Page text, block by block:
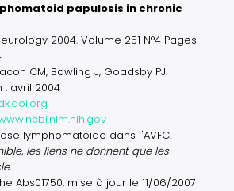
papulosis in chronic
2004. Volume 251 N°4 Pages
CM, Bowling J, Goadsby PJ.
avril 2004
lymphomatoïde dans l'AVFC.
les liens ne donnent que les
Abs01750, mise à jour le 11/06/2007